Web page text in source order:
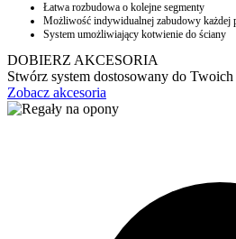
Łatwa rozbudowa o kolejne segmenty
Możliwość indywidualnej zabudowy każdej
System umożliwiający kotwienie do ściany
DOBIERZ AKCESORIA
Stwórz system dostosowany do
Zobacz akcesoria